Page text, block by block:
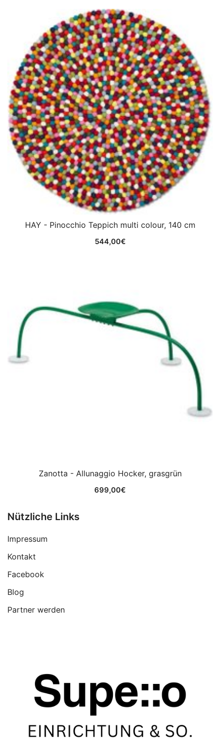
HAY - Pinocchio Teppich multi colour, 140 cm
544,00€
Zanotta - Allunaggio Hocker, grasgrün
699,00€
Nützliche Links
Impressum
Kontakt
Facebook
Blog
Partner werden